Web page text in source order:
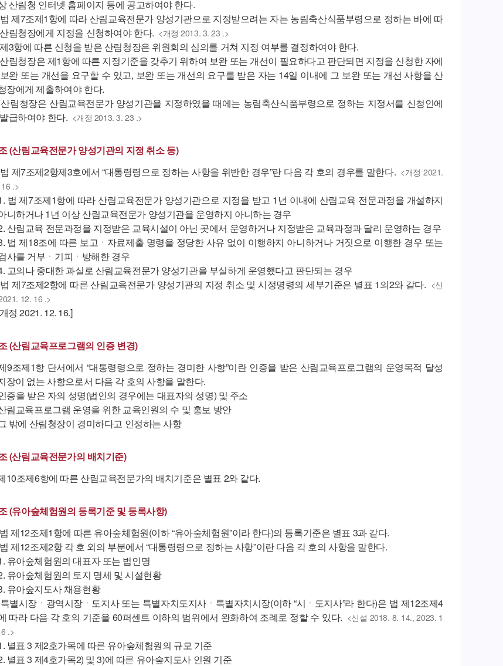
산림청 인터넷 홈페이지 등에 공고하여야 한다.
제7조제1항에 따라 산림교육전문가 양성기관으로 지정받으려는 자는 농림축산식품부령으로 정하는 바에 따
림청장에게 지정을 신청하여야 한다. <개정 2013. 3. 23 .>
3항에 따른 신청을 받은 산림청장은 위원회의 심의를 거쳐 지정 여부를 결정하여야 한다.
림청장은 제1항에 따른 지정기준을 갖추기 위하여 보완 또는 개선이 필요하다고 판단되면 지정을 신청한 자에
완 또는 개선을 요구할 수 있고, 보완 또는 개선의 요구를 받은 자는 14일 이내에 그 보완 또는 개선 사항을 산
장에게 제출하여야 한다.
림청장은 산림교육전문가 양성기관을 지정하였을 때에는 농림축산식품부령으로 정하는 지정서를 신청인에
급하여야 한다. <개정 2013. 3. 23 .>
(산림교육전문가 양성기관의 지정 취소 등)
제7조제2항제3호에서 “대통령령으로 정하는 사항을 위반한 경우”란 다음 각 호의 경우를 말한다. <개정 2021.
.>
법 제7조제1항에 따라 산림교육전문가 양성기관으로 지정을 받고 1년 이내에 산림교육 전문과정을 개설하지
니하거나 1년 이상 산림교육전문가 양성기관을 운영하지 아니하는 경우
산림교육 전문과정을 지정받은 교육시설이 아닌 곳에서 운영하거나 지정받은 교육과정과 달리 운영하는 경우
법 제18조에 따른 보고ㆍ자료제출 명령을 정당한 사유 없이 이행하지 아니하거나 거짓으로 이행한 경우 또는
사를 거부ㆍ기피ㆍ방해한 경우
고의나 중대한 과실로 산림교육전문가 양성기관을 부실하게 운영했다고 판단되는 경우
제7조제2항에 따른 산림교육전문가 양성기관의 지정 취소 및 시정명령의 세부기준은 별표 1의2와 같다. <신
12. 16 .>
정 2021. 12. 16.]
(산림교육프로그램의 인증 변경)
9조제1항 단서에서 “대통령령으로 정하는 경미한 사항”이란 인증을 받은 산림교육프로그램의 운영목적 달성
장이 없는 사항으로서 다음 각 호의 사항을 말한다.
증을 받은 자의 성명(법인의 경우에는 대표자의 성명) 및 주소
림교육프로그램 운영을 위한 교육인원의 수 및 홍보 방안
밖에 산림청장이 경미하다고 인정하는 사항
(산림교육전문가의 배치기준)
10조제6항에 따른 산림교육전문가의 배치기준은 별표 2와 같다.
(유아숲체험원의 등록기준 및 등록사항)
제12조제1항에 따른 유아숲체험원(이하 “유아숲체험원”이라 한다)의 등록기준은 별표 3과 같다.
제12조제2항 각 호 외의 부분에서 “대통령령으로 정하는 사항”이란 다음 각 호의 사항을 말한다.
유아숲체험원의 대표자 또는 법인명
유아숲체험원의 토지 명세 및 시설현황
유아숲지도사 채용현황
별시장ㆍ광역시장ㆍ도지사 또는 특별자치도지사ㆍ특별자치시장(이하 “시ㆍ도지사”라 한다)은 법 제12조제4
따라 다음 각 호의 기준을 60퍼센트 이하의 범위에서 완화하여 조례로 정할 수 있다. <신설 2018. 8. 14., 2023. 1
.>
별표 3 제2호가목에 따른 유아숲체험원의 규모 기준
별표 3 제4호가목2) 및 3)에 따른 유아숲지도사 인원 기준